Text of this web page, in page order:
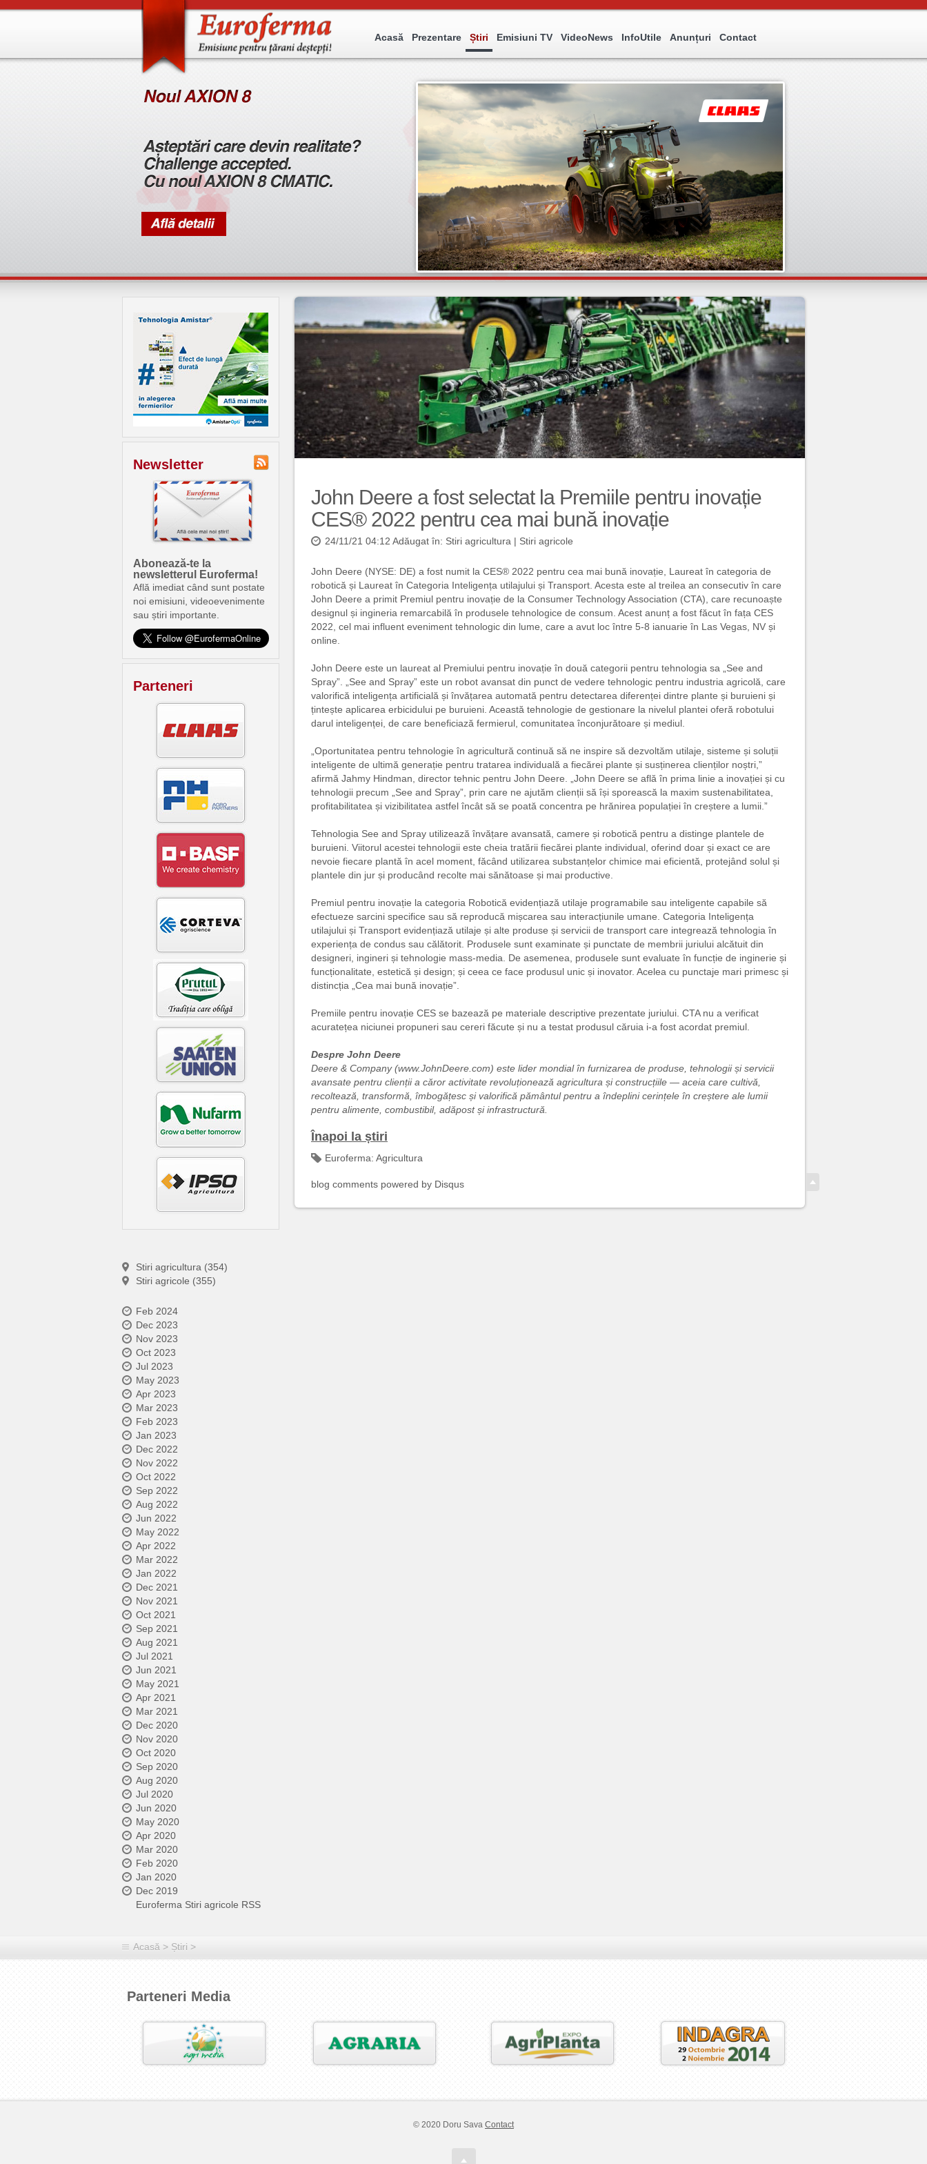
Acasă Prezentare Știri Emisiuni TV VideoNews InfoUtile Anunțuri Contact
Newsletter
Abonează-te la
newsletterul Euroferma!
Află imediat când sunt postate
noi emisiuni, videoevenimente
sau știri importante.
Parteneri
Stiri agricultura (354)
Stiri agricole (355)
Feb 2024
Dec 2023
Nov 2023
Oct 2023
Jul 2023
May 2023
Apr 2023
Mar 2023
Feb 2023
Jan 2023
Dec 2022
Nov 2022
Oct 2022
Sep 2022
Aug 2022
Jun 2022
May 2022
Apr 2022
Mar 2022
Jan 2022
Dec 2021
Nov 2021
Oct 2021
Sep 2021
Aug 2021
Jul 2021
Jun 2021
May 2021
Apr 2021
Mar 2021
Dec 2020
Nov 2020
Oct 2020
Sep 2020
Aug 2020
Jul 2020
Jun 2020
May 2020
Apr 2020
Mar 2020
Feb 2020
Jan 2020
Dec 2019
Euroferma Stiri agricole RSS
John Deere a fost selectat la Premiile pentru inovație
CES® 2022 pentru cea mai bună inovație
24/11/21 04:12 Adăugat în: Stiri agricultura | Stiri agricole
John Deere (NYSE: DE) a fost numit la CES® 2022 pentru cea mai bună inovație, Laureat în categoria de
robotică și Laureat în Categoria Inteligența utilajului și Transport. Acesta este al treilea an consecutiv în care
John Deere a primit Premiul pentru inovație de la Consumer Technology Association (CTA), care recunoaște
designul și ingineria remarcabilă în produsele tehnologice de consum. Acest anunț a fost făcut în fața CES
2022, cel mai influent eveniment tehnologic din lume, care a avut loc între 5-8 ianuarie în Las Vegas, NV și
online.
John Deere este un laureat al Premiului pentru inovație în două categorii pentru tehnologia sa „See and
Spray”. „See and Spray” este un robot avansat din punct de vedere tehnologic pentru industria agricolă, care
valorifică inteligența artificială și învățarea automată pentru detectarea diferenței dintre plante și buruieni și
țintește aplicarea erbicidului pe buruieni. Această tehnologie de gestionare la nivelul plantei oferă robotului
darul inteligenței, de care beneficiază fermierul, comunitatea înconjurătoare și mediul.
„Oportunitatea pentru tehnologie în agricultură continuă să ne inspire să dezvoltăm utilaje, sisteme și soluții
inteligente de ultimă generație pentru tratarea individuală a fiecărei plante și susținerea clienților noștri,”
afirmă Jahmy Hindman, director tehnic pentru John Deere. „John Deere se află în prima linie a inovației și cu
tehnologii precum „See and Spray”, prin care ne ajutăm clienții să își sporească la maxim sustenabilitatea,
profitabilitatea și vizibilitatea astfel încât să se poată concentra pe hrănirea populației în creștere a lumii.”
Tehnologia See and Spray utilizează învățare avansată, camere și robotică pentru a distinge plantele de
buruieni. Viitorul acestei tehnologii este cheia tratării fiecărei plante individual, oferind doar și exact ce are
nevoie fiecare plantă în acel moment, făcând utilizarea substanțelor chimice mai eficientă, protejând solul și
plantele din jur și producând recolte mai sănătoase și mai productive.
Premiul pentru inovație la categoria Robotică evidențiază utilaje programabile sau inteligente capabile să
efectueze sarcini specifice sau să reproducă mișcarea sau interacțiunile umane. Categoria Inteligența
utilajului și Transport evidențiază utilaje și alte produse și servicii de transport care integrează tehnologia în
experiența de condus sau călătorit. Produsele sunt examinate și punctate de membrii juriului alcătuit din
designeri, ingineri și tehnologie mass-media. De asemenea, produsele sunt evaluate în funcție de inginerie și
funcționalitate, estetică și design; și ceea ce face produsul unic și inovator. Acelea cu punctaje mari primesc și
distincția „Cea mai bună inovație”.
Premiile pentru inovație CES se bazează pe materiale descriptive prezentate juriului. CTA nu a verificat
acuratețea niciunei propuneri sau cereri făcute și nu a testat produsul căruia i-a fost acordat premiul.
Despre John Deere
Deere & Company (www.JohnDeere.com) este lider mondial în furnizarea de produse, tehnologii și servicii
avansate pentru clienții a căror activitate revoluționează agricultura și construcțiile — aceia care cultivă,
recoltează, transformă, îmbogățesc și valorifică pământul pentru a îndeplini cerințele în creștere ale lumii
pentru alimente, combustibil, adăpost și infrastructură.
Înapoi la știri
Euroferma: Agricultura
blog comments powered by Disqus
Acasă > Știri >
Parteneri Media
© 2020 Doru Sava Contact